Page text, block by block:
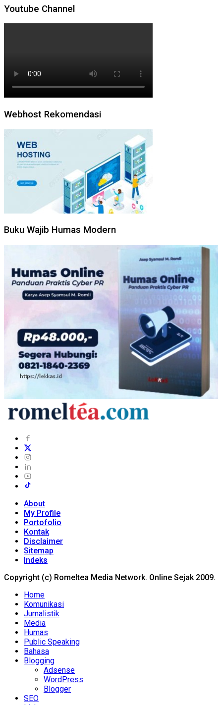
Youtube Channel
Webhost Rekomendasi
Buku Wajib Humas Modern
About
My Profile
Portofolio
Kontak
Disclaimer
Sitemap
Indeks
Copyright (c) Romeltea Media Network. Online Sejak 2009.
Home
Komunikasi
Jurnalistik
Media
Humas
Public Speaking
Bahasa
Blogging
Adsense
WordPress
Blogger
SEO